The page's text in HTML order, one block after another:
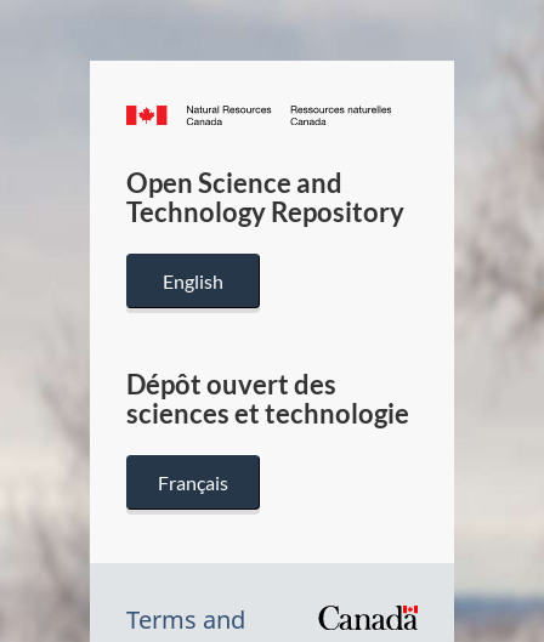
Canada.ca
/
Canada
Open Science and
Technology Repository
English
Dépôt ouvert des
sciences et technologie
Français
Terms and